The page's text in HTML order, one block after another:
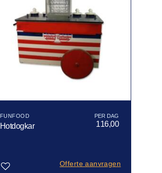
FUNFOOD
Hotdogkar 116,00
Offerte aanvragen